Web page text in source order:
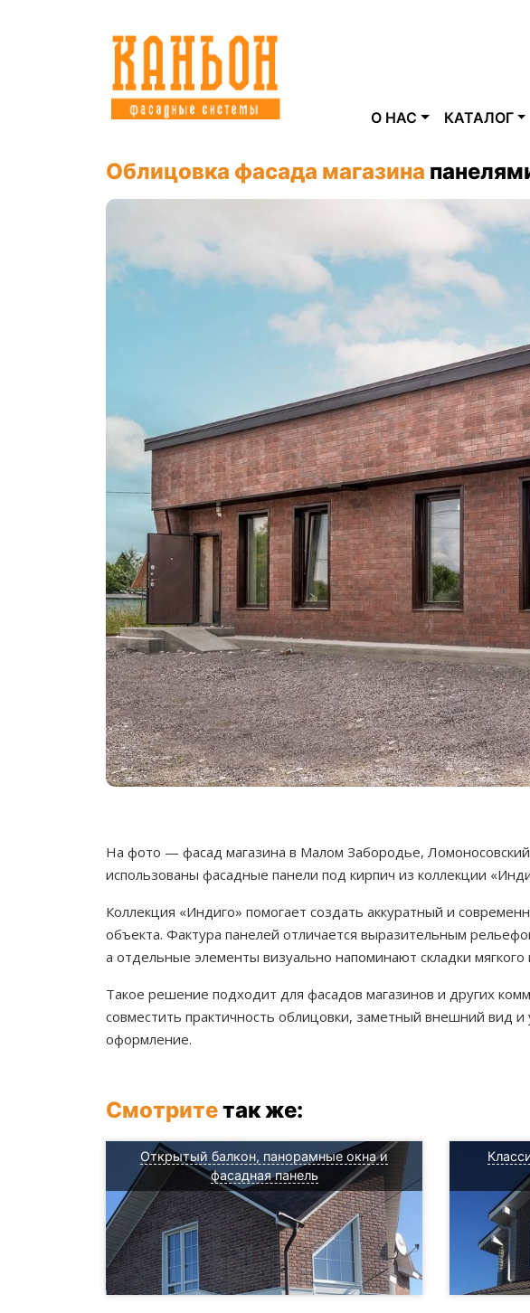
О НАС КАТАЛОГ
Облицовка фасада магазина
На фото — фасад магазина в Малом Забородье,
использованы фасадные панели под кирпич из коллекции
Коллекция «Индиго» помогает создать аккуратный и
объекта. Фактура панелей отличается выразительным
а отдельные элементы визуально напоминают складки мягкого
Такое решение подходит для фасадов магазинов и других
совместить практичность облицовки, заметный внешний вид и
оформление.
Смотритетак же:
Открытый балкон, панорамные окна и
фасадная панель